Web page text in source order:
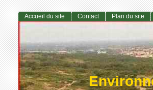
Accueil du site Contact Plan du site